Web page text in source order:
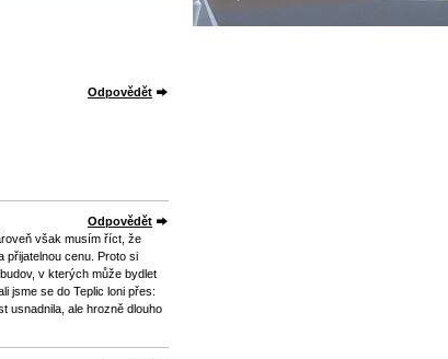
Odpovědět
Odpovědět
však musím říct, že
přijatelnou cenu. Proto si
v kterých může bydlet
jsme se do Teplic loni přes:
usnadnila, ale hrozně dlouho